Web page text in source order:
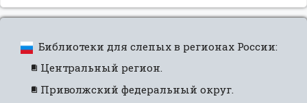
Библиотеки для слепых в регионах России:
Центральный регион.
Приволжский федеральный округ.